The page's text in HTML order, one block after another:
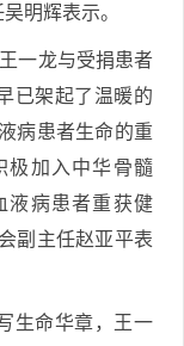
明辉表示。
一龙与受捐患者
已架起了温暖的
病患者生命的重
极加入中华骨髓
液病患者重获健
副主任赵亚平表
生命华章，王一